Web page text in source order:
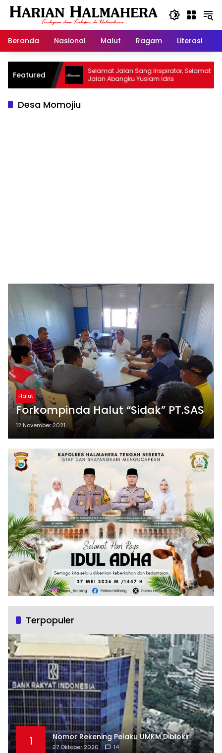
Langsung
Beranda
Nasional Malut Ragam Literasi
Featured
Warisan
Selamat Jalan Sang Inspirator, Selamat
Jalan Abangku Yuslam Idris
Desa Momojiu
Halut
Forkompinda Halut “Sidak” PT.SAS
12 November 2021
Terpopuler
1 Nomor Rekening Pelaku UMKM Diblokir
27 Oktober 2020 14